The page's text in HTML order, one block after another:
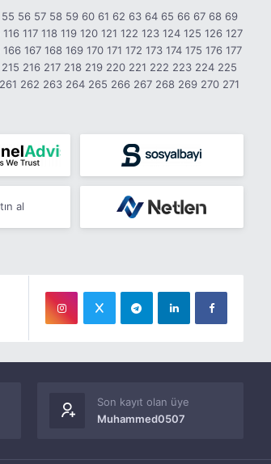
55 56 57 58 59 60 61 62 63 64 65 66 67 68 69
116 117 118 119 120 121 122 123 124 125 126 127
166 167 168 169 170 171 172 173 174 175 176 177
215 216 217 218 219 220 221 222 223 224 225
261 262 263 264 265 266 267 268 269 270 271
al
Son kayıt olan üye
Muhammed0507